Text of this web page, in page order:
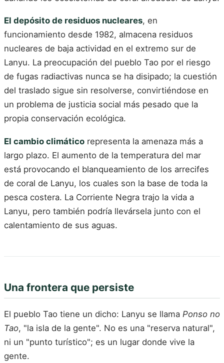
El depósito de residuos nucleares, en
funcionamiento desde 1982, almacena residuos
nucleares de baja actividad en el extremo sur de
Lanyu. La preocupación del pueblo Tao por el riesgo
de fugas radiactivas nunca se ha disipado; la cuestión
del traslado sigue sin resolverse, convirtiéndose en
un problema de justicia social más pesado que la
propia conservación ecológica.
El cambio climático representa la amenaza más a
largo plazo. El aumento de la temperatura del mar
está provocando el blanqueamiento de los arrecifes
de coral de Lanyu, los cuales son la base de toda la
pesca costera. La Corriente Negra trajo la vida a
Lanyu, pero también podría llevársela junto con el
calentamiento de sus aguas.
Una frontera que persiste
El pueblo Tao tiene un dicho: Lanyu se llama Ponso no
Tao, "la isla de la gente". No es una "reserva natural",
ni un "punto turístico"; es un lugar donde vive la
gente.